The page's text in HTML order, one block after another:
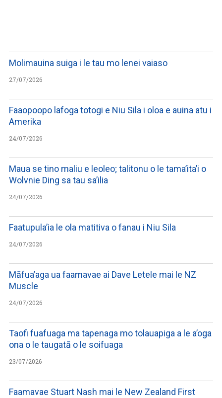
Molimauina suiga i le tau mo lenei vaiaso
27/07/2026
Faaopoopo lafoga totogi e Niu Sila i oloa e auina atu i
Amerika
24/07/2026
Maua se tino maliu e leoleo; talitonu o le tama’ita’i o
Wolvnie Ding sa tau sa’ilia
24/07/2026
Faatupula’ia le ola matitiva o fanau i Niu Sila
24/07/2026
Māfua’aga ua faamavae ai Dave Letele mai le NZ
Muscle
24/07/2026
Taofi fuafuaga ma tapenaga mo tolauapiga a le a’oga
ona o le taugatā o le soifuaga
23/07/2026
Faamavae Stuart Nash mai le New Zealand First